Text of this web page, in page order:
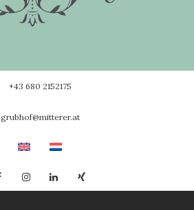
+43 680 2152175
grubhof@mitterer.at
FacebookInstagram
–
Linkedin